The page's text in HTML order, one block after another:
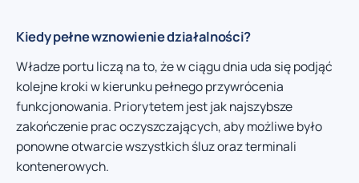
Kiedy pełne wznowienie działalności?
Władze portu liczą na to, że w ciągu dnia uda się podjąć
kolejne kroki w kierunku pełnego przywrócenia
funkcjonowania. Priorytetem jest jak najszybsze
zakończenie prac oczyszczających, aby możliwe było
ponowne otwarcie wszystkich śluz oraz terminali
kontenerowych.